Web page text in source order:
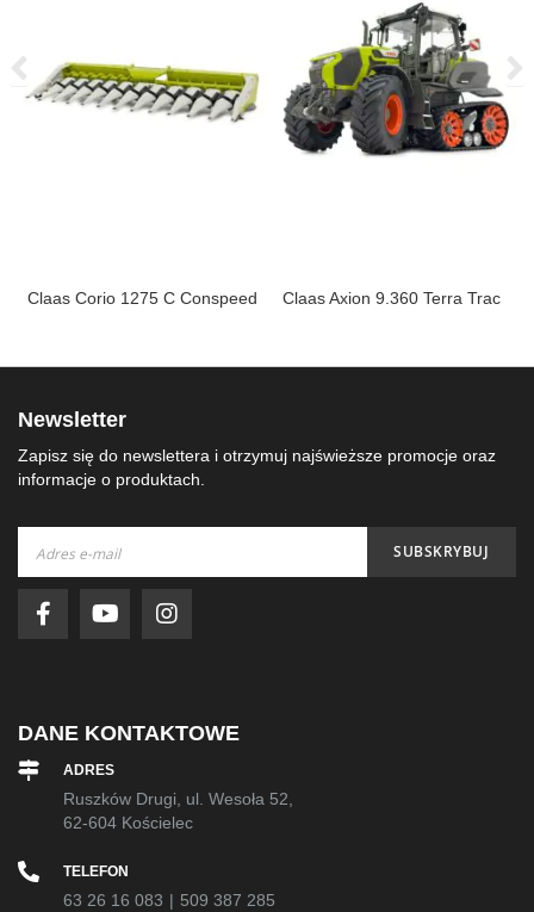
Claas Corio 1275 C Conspeed Claas Axion 9.360 Terra Trac
Newsletter
Zapisz się do newslettera i otrzymuj najświeższe promocje oraz
informacje o produktach.
nasz
newsletter:
SUBSKRYBUJ
DANE KONTAKTOWE
ADRES
Ruszków Drugi, ul. Wesoła 52,
62-604 Kościelec
TELEFON
63 26 16 083 | 509 387 285